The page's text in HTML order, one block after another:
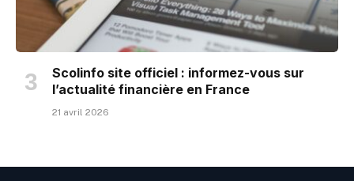
Scolinfo site officiel : informez-vous sur
l’actualité financière en France
21 avril 2026